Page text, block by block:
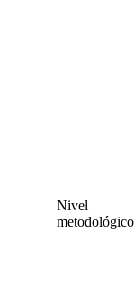
Nivel
metodológico